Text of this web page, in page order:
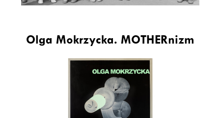
Olga Mokrzycka. MOTHERnizm